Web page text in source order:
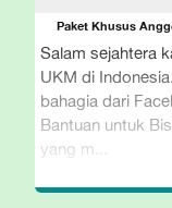
Paket Khusus
Salam sejahtera
UKM di
bahagia dari
Bantuan untuk
yang m...